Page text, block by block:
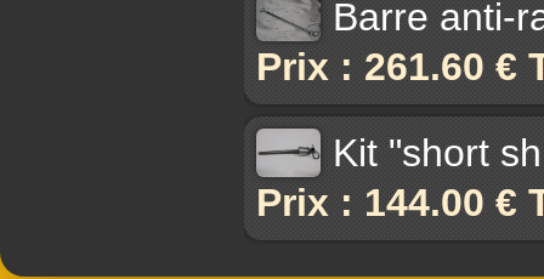
Barre anti-
Prix : 261.60 €
Kit "short
Prix : 144.00 €